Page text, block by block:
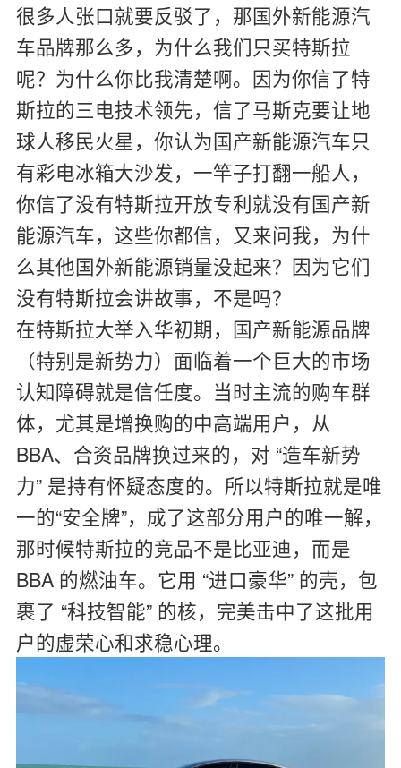
很多人张口就要反驳了，那国外新能源汽
车品牌那么多，为什么我们只买特斯拉
呢？为什么你比我清楚啊。因为你信了特
斯拉的三电技术领先，信了马斯克要让地
球人移民火星，你认为国产新能源汽车只
有彩电冰箱大沙发，一竿子打翻一船人，
你信了没有特斯拉开放专利就没有国产新
能源汽车，这些你都信，又来问我，为什
么其他国外新能源销量没起来？因为它们
没有特斯拉会讲故事，不是吗？
在特斯拉大举入华初期，国产新能源品牌
（特别是新势力）面临着一个巨大的市场
认知障碍就是信任度。当时主流的购车群
体，尤其是增换购的中高端用户，从
BBA、合资品牌换过来的，对 “造车新势
力” 是持有怀疑态度的。所以特斯拉就是唯
一的“安全牌”，成了这部分用户的唯一解，
那时候特斯拉的竞品不是比亚迪，而是
BBA 的燃油车。它用 “进口豪华” 的壳，包
裹了 “科技智能” 的核，完美击中了这批用
户的虚荣心和求稳心理。